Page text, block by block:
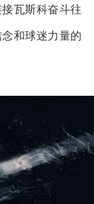
瓦斯科奋斗往
和球迷力量的